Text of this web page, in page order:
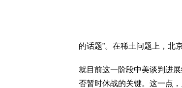
的话题”。在稀土问题上，北
就目前这一阶段中美谈判进
否暂时休战的关键。这一点